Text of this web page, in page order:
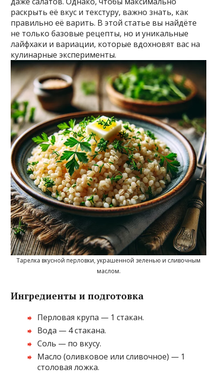
раскрыть её вкус и текстуру, важно знать, как
правильно её варить. В этой статье вы найдёте
не только базовые рецепты, но и уникальные
лайфхаки и вариации, которые вдохновят вас на
кулинарные эксперименты.
Тарелка вкусной перловки, украшенной зеленью и сливочным
маслом.
Ингредиенты и подготовка
Перловая крупа — 1 стакан.
Вода — 4 стакана.
Соль — по вкусу.
Масло (оливковое или сливочное) — 1
столовая ложка.